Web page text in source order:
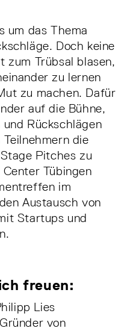
um das Thema
Doch keine
zum Trübsal blasen,
zu lernen
zu machen. Dafür
auf die Bühne,
Rückschlägen
die
Pitches zu
Tübingen
im
Austausch von
Startups und
freuen:
Lies
von